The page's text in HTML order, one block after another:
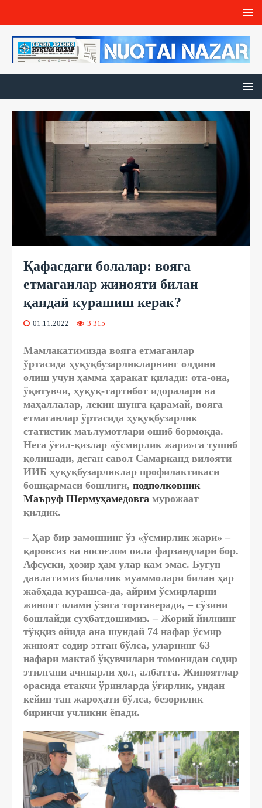
Қафасдаги болалар: вояга
етмаганлар жинояти билан
қандай курашиш керак?
01.11.2022 3 315
Мамлакатимизда вояга етмаганлар
ўртасида ҳуқуқбузарликларнинг олдини
олиш учун ҳамма ҳаракат қилади: ота-она,
ўқитувчи, ҳуқуқ-тартибот идоралари ва
маҳаллалар, лекин шунга қарамай, вояга
етмаганлар ўртасида ҳуқуқбузарлик
статистик маълумотлари ошиб бормоқда.
Нега ўғил-қизлар «ўсмирлик жари»га тушиб
қолишади, деган савол Самарканд вилояти
ИИБ ҳуқуқбузарликлар профилактикаси
бошқармаси бошлиғи, подполковник
Маъруф Шермуҳамедовга мурожаат
қилдик.
– Ҳар бир замоннинг ўз «ўсмирлик жари» –
қаровсиз ва носоғлом оила фарзандлари бор.
Афсуски, ҳозир ҳам улар кам эмас. Бугун
давлатимиз болалик муаммолари билан ҳар
жабҳада курашса-да, айрим ўсмирларни
жиноят олами ўзига тортаверади, – сўзини
бошлайди суҳбатдошимиз. – Жорий йилнинг
тўққиз ойида ана шундай 74 нафар ўсмир
жиноят содир этган бўлса, уларнинг 63
нафари мактаб ўқувчилари томонидан содир
этилгани ачинарли ҳол, албатта. Жиноятлар
орасида етакчи ўринларда ўғирлик, ундан
кейин тан жароҳати бўлса, безорилик
биринчи учликни ёпади.